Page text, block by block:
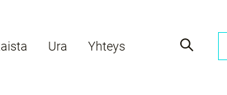
Ura Yhteys